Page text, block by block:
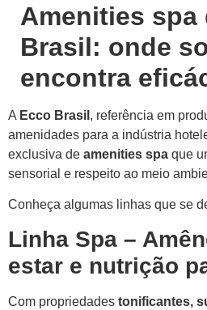
Amenities spa
Brasil: onde
encontra
A Ecco Brasil , referência em
amenidades para a indústria
exclusiva de amenities spa que
sensorial e respeito ao meio
Conheça algumas linhas que se
Linha Spa –
estar e nutrição
Com propriedades tonificantes,